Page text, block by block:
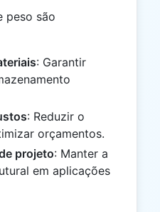
peso são
: Garantir
: Reduzir o
orçamentos.
projeto: Manter a
em aplicações